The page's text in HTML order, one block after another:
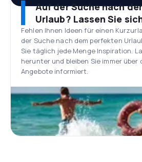
Auf der Suche nach
Urlaub? Lassen Sie
Fehlen Ihnen Ideen für einen
der Suche nach dem perfekten
Sie täglich jede Menge Inspiration.
herunter und bleiben Sie immer über
Angebote informiert.